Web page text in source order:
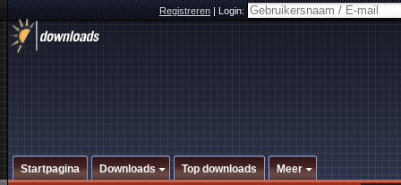
Registreren|Login:
Startpagina Downloads Top downloads Meer